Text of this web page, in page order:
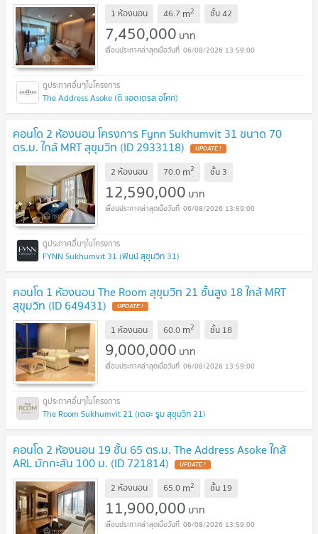
1 ห้องนอน 46.7 m2 ชั้น42
7,450,000 บาท
06/08/2026 13:59:00
The Address Asoke (ดิ แอดเดรส อโศก)
คอนโด 2 ห้องนอน โครงการ Fynn Sukhumvit 31 ขนาด 70
ตร.ม. ใกล้ MRT สุขุมวิท (ID 2933118) UPDATE !
2 ห้องนอน 70.0 m2 ชั้น 3
12,590,000 บาท
06/08/2026 13:59:00
FYNN Sukhumvit 31 (ฟินน์ สุขุมวิท 31)
คอนโด 1 ห้องนอน The Room สุขุมวิท 21 ชั้นสูง 18 ใกล้ MRT
สุขุมวิท (ID 649431) UPDATE !
1 ห้องนอน 60.0 m2 ชั้น 18
9,000,000 บาท
06/08/2026 13:59:00
The Room Sukhumvit 21 (เดอะ รูม สุขุมวิท 21)
คอนโด 2 ห้องนอน 19 ชั้น 65 ตร.ม. The Address Asoke ใกล้
ARL มักกะสัน 100 ม. (ID 721814) UPDATE !
2 ห้องนอน 65.0 m2 ชั้น 19
11,900,000 บาท
06/08/2026 13:59:00